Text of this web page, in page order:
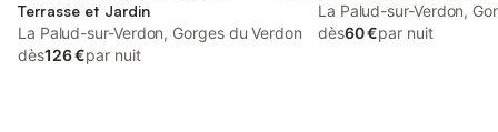
Terrasse et Jardin
La Palud-sur-Verdon, Gorges du Verdon
dès126 €par nuit
La Palud-sur-Verdon,
dès60 €par nuit